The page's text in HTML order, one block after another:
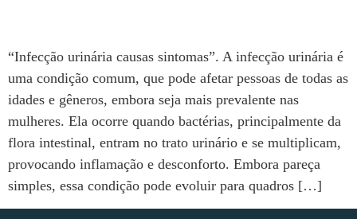
“Infecção urinária causas sintomas”. A infecção urinária é
uma condição comum, que pode afetar pessoas de todas as
idades e gêneros, embora seja mais prevalente nas
mulheres. Ela ocorre quando bactérias, principalmente da
flora intestinal, entram no trato urinário e se multiplicam,
provocando inflamação e desconforto. Embora pareça
simples, essa condição pode evoluir para quadros […]